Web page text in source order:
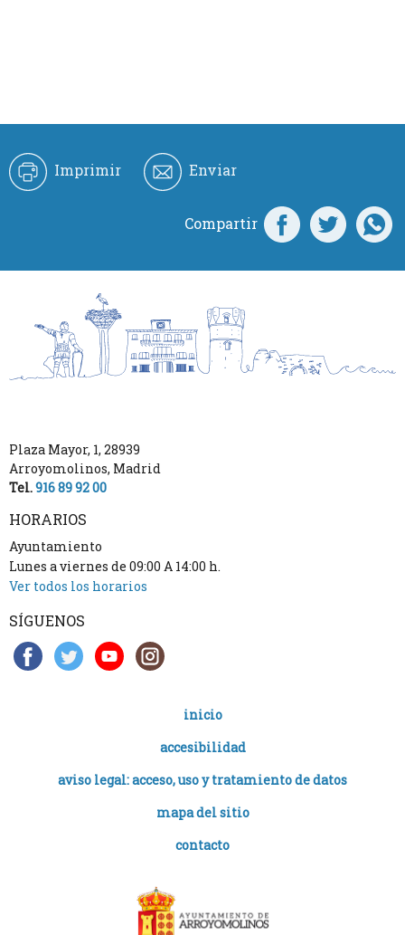
Imprimir Enviar
Compartir
Plaza Mayor, 1, 28939
Arroyomolinos, Madrid
Tel.916 89 92 00
HORARIOS
Ayuntamiento
Lunes a viernes de 09:00 A 14:00 h.
Ver todos los horarios
SÍGUENOS
inicio
accesibilidad
aviso legal: acceso, uso y tratamiento de datos
mapa del sitio
contacto